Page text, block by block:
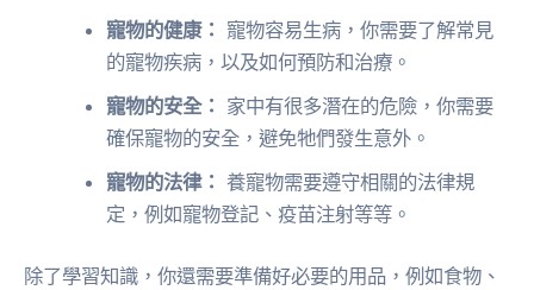
寵物的健康： 寵物容易生病，你需要了解常見
的寵物疾病，以及如何預防和治療。
寵物的安全： 家中有很多潛在的危險，你需要
確保寵物的安全，避免牠們發生意外。
寵物的法律： 養寵物需要遵守相關的法律規
定，例如寵物登記、疫苗注射等等。
除了學習知識，你還需要準備好必要的用品，例如食物、